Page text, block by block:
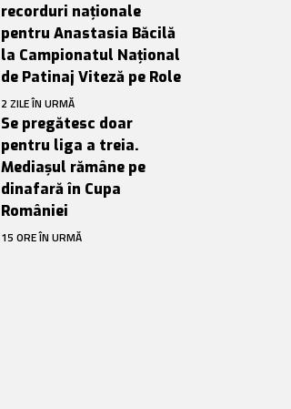
recorduri naționale
pentru Anastasia Băcilă
la Campionatul Național
de Patinaj Viteză pe Role
2 ZILE ÎN URMĂ
Se pregătesc doar
pentru liga a treia.
Mediașul rămâne pe
dinafară în Cupa
României
15 ORE ÎN URMĂ